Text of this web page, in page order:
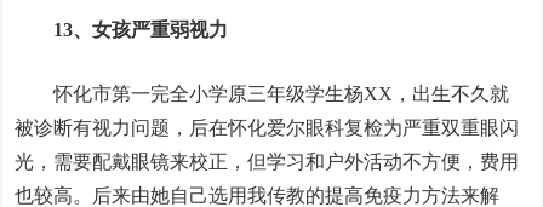
13、女孩严重弱视力
怀化市第一完全小学原三年级学生杨XX，出生不久就
被诊断有视力问题，后在怀化爱尔眼科复检为严重双重眼闪
光，需要配戴眼镜来校正，但学习和户外活动不方便，费用
也较高。后来由她自己选用我传教的提高免疫力方法来解